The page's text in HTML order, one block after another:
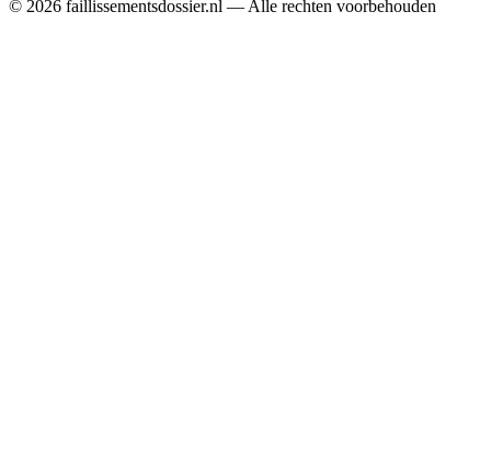
© 2026 faillissementsdossier.nl — Alle rechten voorbehouden